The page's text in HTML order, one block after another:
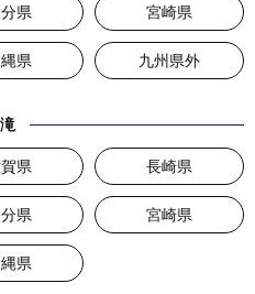
県 宮崎県
県 九州県外
滝
県 長崎県
県 宮崎県
県